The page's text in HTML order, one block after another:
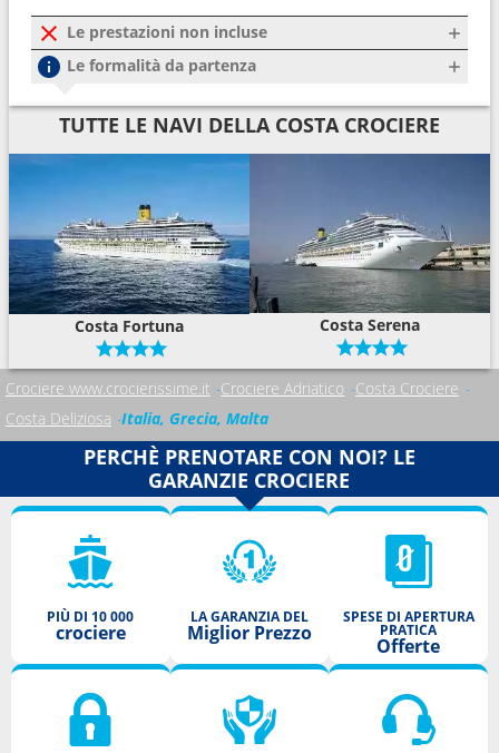
Le prestazioni non incluse
Le formalità da partenza
TUTTE LE NAVI DELLA COSTA CROCIERE
Costa Fortuna Costa Serena
Crociere www.crocierissime.it Crociere Adriatico Costa Crociere
Costa Deliziosa Italia, Grecia, Malta
PERCHÈ PRENOTARE CON NOI? LE
GARANZIE CROCIERE
PIÙ DI 10 000
crociere
LA GARANZIA DEL
Miglior Prezzo
SPESE DI APERTURA
PRATICA
Offerte